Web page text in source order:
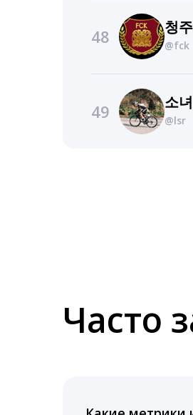
48 청
@fck
49 소
@lsr
Часто